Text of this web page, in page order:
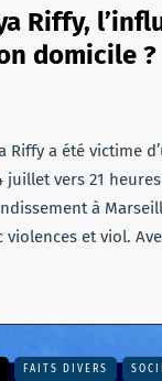
Riffy,
domicile ?
Riffy a été victime
juillet vers 21
à
et viol.
FAITS DIVERS